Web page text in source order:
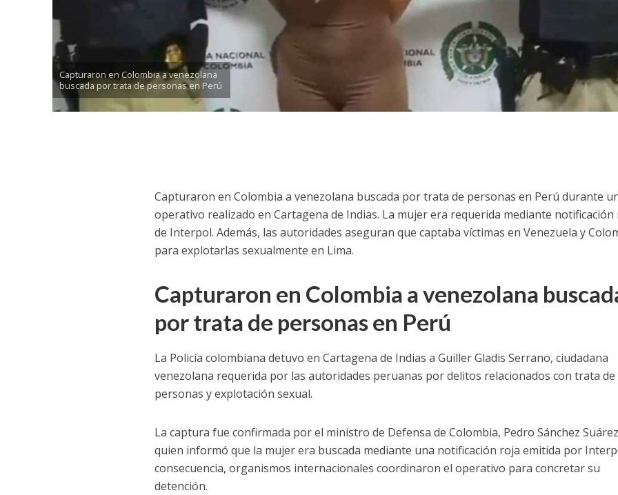
Capturaron en Colombia a venezolana
buscada por trata de personas en Perú
Capturaron en Colombia a venezolana buscada por trata de personas en Perú durante
operativo realizado en Cartagena de Indias. La mujer era requerida mediante notificación
de Interpol. Además, las autoridades aseguran que captaba víctimas en Venezuela y
para explotarlas sexualmente en Lima.
Capturaron en Colombia a venezolana
por trata de personas en Perú
La Policía colombiana detuvo en Cartagena de Indias a Guiller Gladis Serrano, ciudadana
venezolana requerida por las autoridades peruanas por delitos relacionados con trata de
personas y explotación sexual.
La captura fue confirmada por el ministro de Defensa de Colombia, Pedro Sánchez
quien informó que la mujer era buscada mediante una notificación roja emitida por
consecuencia, organismos internacionales coordinaron el operativo para concretar su
detención.